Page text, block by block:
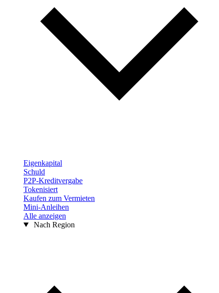
Eigenkapital
Schuld
P2P-Kreditvergabe
Tokenisiert
Kaufen zum Vermieten
Mini-Anleihen
Alle anzeigen
Nach Region